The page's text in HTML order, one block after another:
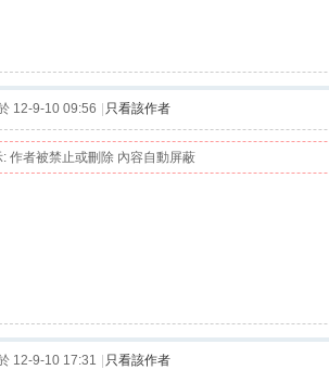
12-9-10 09:56 只看該作者
: 作者被禁止或刪除 內容自動屏蔽
12-9-10 17:31 只看該作者